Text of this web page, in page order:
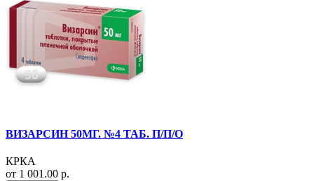
ВИЗАРСИН 50МГ. №4 ТАБ. П/П/О
КРКА
от 1 001.00 р.